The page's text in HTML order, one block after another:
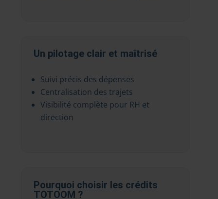
Un pilotage clair et maîtrisé
Suivi précis des dépenses
Centralisation des trajets
Visibilité complète pour RH et
direction
Pourquoi choisir les crédits
TOTOOM ?